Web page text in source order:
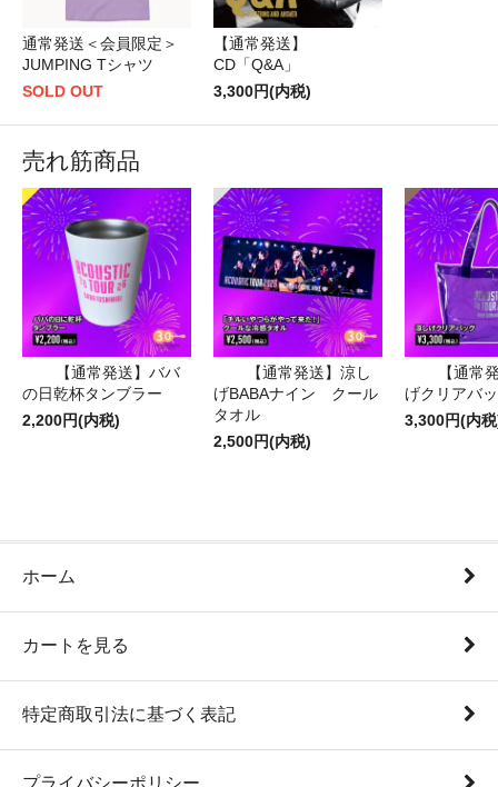
通常発送＜会員限定＞
JUMPING Tシャツ
SOLD OUT
【通常発送】
CD「Q&A」
3,300円(内税)
売れ筋商品
【通常発送】ババ
の日乾杯タンブラー
2,200円(内税)
【通常発送】涼し
げBABAナイン クール
タオル
2,500円(内税)
【通常
げクリアバ
3,300円(内
ホーム
カートを見る
特定商取引法に基づく表記